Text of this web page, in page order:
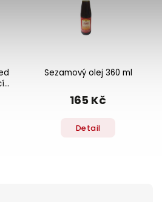
Sezamový olej 360 ml
165 Kč
Detail